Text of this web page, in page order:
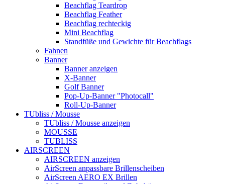
Beachflag Teardrop
Beachflag Feather
Beachflag rechteckig
Mini Beachflag
Standfüße und Gewichte für Beachflags
Fahnen
Banner
Banner anzeigen
X-Banner
Golf Banner
Pop-Up-Banner "Photocall"
Roll-Up-Banner
TUbliss / Mousse
TUbliss / Mousse anzeigen
MOUSSE
TUBLISS
AIRSCREEN
AIRSCREEN anzeigen
AirScreen anpassbare Brillenscheiben
AirScreen AERO EX Brillen